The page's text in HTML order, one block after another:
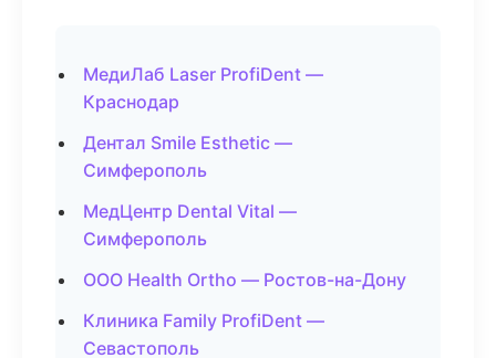
МедиЛаб Laser ProfiDent —
Краснодар
Дентал Smile Esthetic —
Симферополь
МедЦентр Dental Vital —
Симферополь
ООО Health Ortho — Ростов-на-Дону
Клиника Family ProfiDent —
Севастополь